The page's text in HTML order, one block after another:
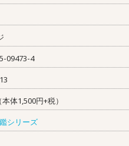
09473-4
体1,500円+税）
シリーズ